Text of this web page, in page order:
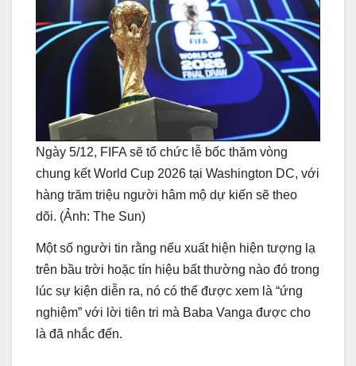
Ngày 5/12, FIFA sẽ tổ chức lễ bốc thăm vòng
chung kết World Cup 2026 tại Washington DC, với
hàng trăm triệu người hâm mộ dự kiến sẽ theo
dõi. (Ảnh: The Sun)
Một số người tin rằng nếu xuất hiện hiện tượng lạ
trên bầu trời hoặc tín hiệu bất thường nào đó trong
lúc sự kiện diễn ra, nó có thể được xem là “ứng
nghiệm” với lời tiên tri mà Baba Vanga được cho
là đã nhắc đến.